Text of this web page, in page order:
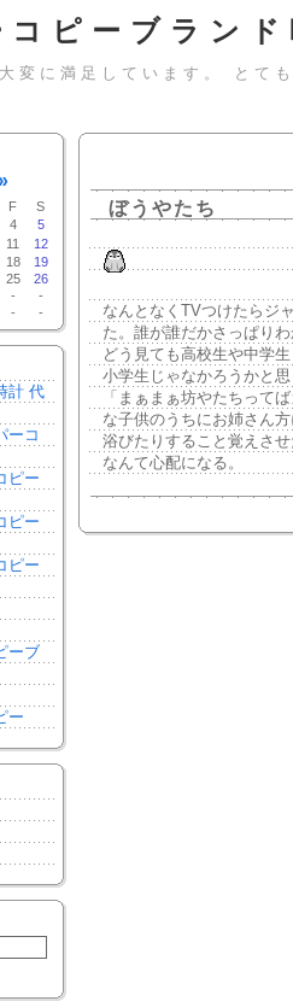
コピーブラン
変に満足しています。 とて
ぼうやたち
なんとなくTVつけたらジ
た。誰が誰だかさっぱり
どう見ても高校生や中学
小学生じゃなかろうかと
「まぁまぁ坊やたちって
な子供のうちにお姉さん
浴びたりすること覚えさ
なんて心配になる。
F
S
4
5
11
12
18
19
25
26
-
-
- -
計 代
ーコ
ピー
ピー
ピー
ーブ
ー